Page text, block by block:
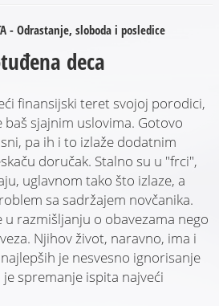
- Odrastanje, sloboda i posledice
deca
finansijski teret svojoj porodici,
baš sjajnim uslovima. Gotovo
pa ih i to izlaže dodatnim
doručak. Stalno su u "frci",
uglavnom tako što izlaze, a
sa sadržajem novčanika.
razmišljanju o obavezama nego
Njihov život, naravno, ima i
je nesvesno ignorisanje
spremanje ispita najveći